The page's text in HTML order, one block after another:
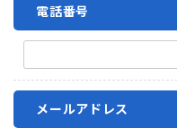
電話番号
メールアドレス